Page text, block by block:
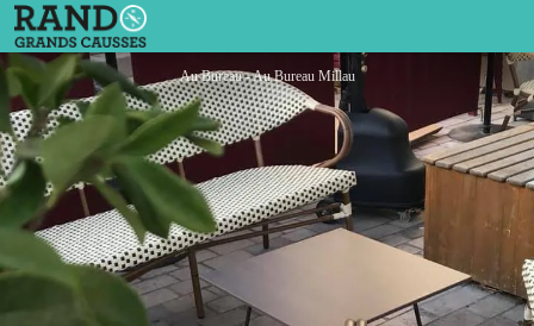
Au Bureau
Au Bureau - Au Bureau Millau